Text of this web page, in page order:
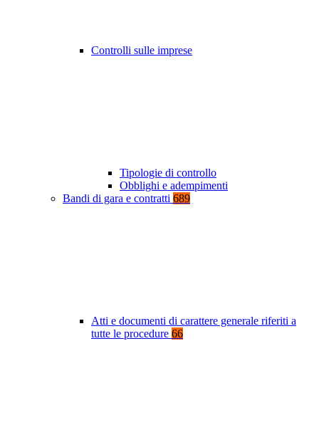
Controlli sulle imprese
Tipologie di controllo
Obblighi e adempimenti
Bandi di gara e contratti 689
Atti e documenti di carattere generale riferiti a
tutte le procedure 66